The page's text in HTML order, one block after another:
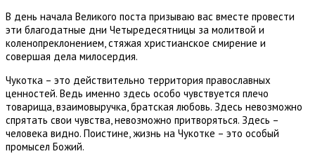
В день начала Великого поста призываю вас вместе провести
эти благодатные дни Четыредесятницы за молитвой и
коленопреклонением, стяжая христианское смирение и
совершая дела милосердия.
Чукотка – это действительно территория православных
ценностей. Ведь именно здесь особо чувствуется плечо
товарища, взаимовыручка, братская любовь. Здесь невозможно
спрятать свои чувства, невозможно притворяться. Здесь –
человека видно. Поистине, жизнь на Чукотке – это особый
промысел Божий.